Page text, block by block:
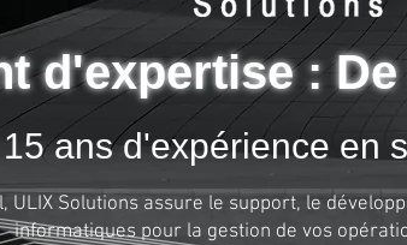
d'expertise :
ans d'expérience en
ULIX Solutions assure le support, le
informatiques pour la gestion de vos